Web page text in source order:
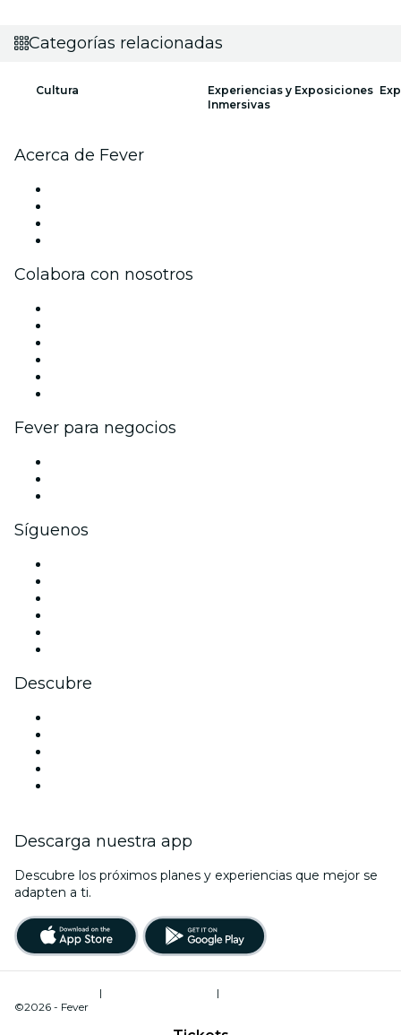
Categorías relacionadas
Cultura
Experiencias y Exposiciones
Inmersivas
Acerca de Fever
Colabora con nosotros
Fever para negocios
Síguenos
Descubre
Descarga nuestra app
Descubre los próximos planes y experiencias que mejor se
adapten a ti.
| |
©2026 - Fever